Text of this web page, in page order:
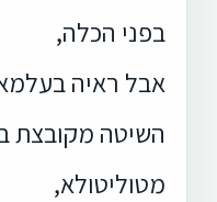
בפני הכלה,
אבל ראיה
השיטה
מטוליטולא,